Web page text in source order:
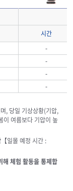
시간
-
-
-
-
, 당일 기상상황(기압,
이 여름보다 기압이 높
【일몰 예정 시간 :
해 체험 활동을 통제합